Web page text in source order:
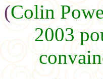
(Colin
2003